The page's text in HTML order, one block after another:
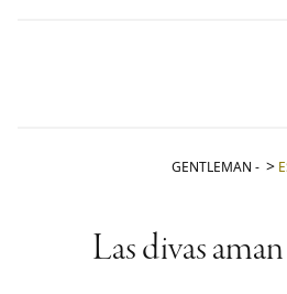
GENTLEMAN -
Las divas